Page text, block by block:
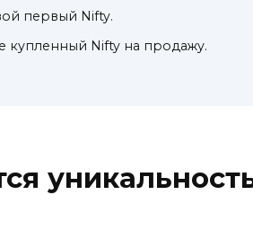
первый Nifty.
купленный Nifty на продажу.